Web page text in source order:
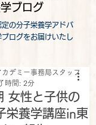
ブログ
の分子栄養学アドバ
ログをお届けいたし
性と子供の
栄養学講座in東
デミー事務局スタッフ
時間: 2分